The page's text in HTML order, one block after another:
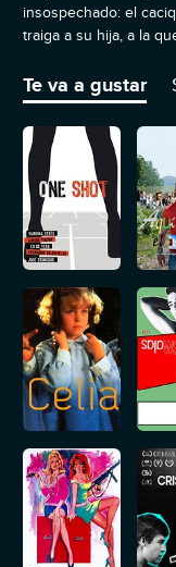
insospechado: el
traiga a su hija, a la
Te va a gustar